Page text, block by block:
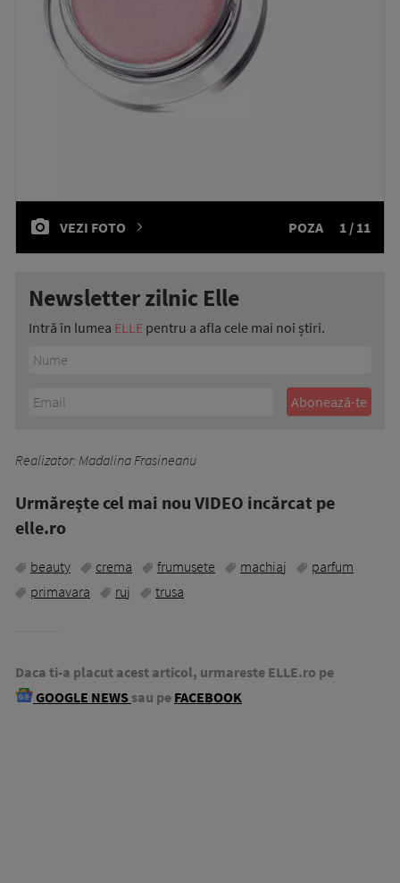
VEZI FOTO POZA 1 / 11
Newsletter zilnic Elle
Intră în lumea ELLE pentru a afla cele mai noi știri.
Realizator: Madalina Frasineanu
Urmăreşte cel mai nou VIDEO incărcat pe
elle.ro
beauty crema frumusete machiaj
parfum
primavara
ruj trusa
Daca ti-a placut acest articol, urmareste ELLE.ro pe
GOOGLE NEWS sau pe FACEBOOK